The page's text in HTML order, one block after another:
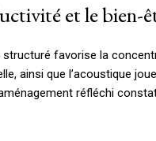
et le bien-
structuré favorise la
ainsi que l’acoustique
réfléchi